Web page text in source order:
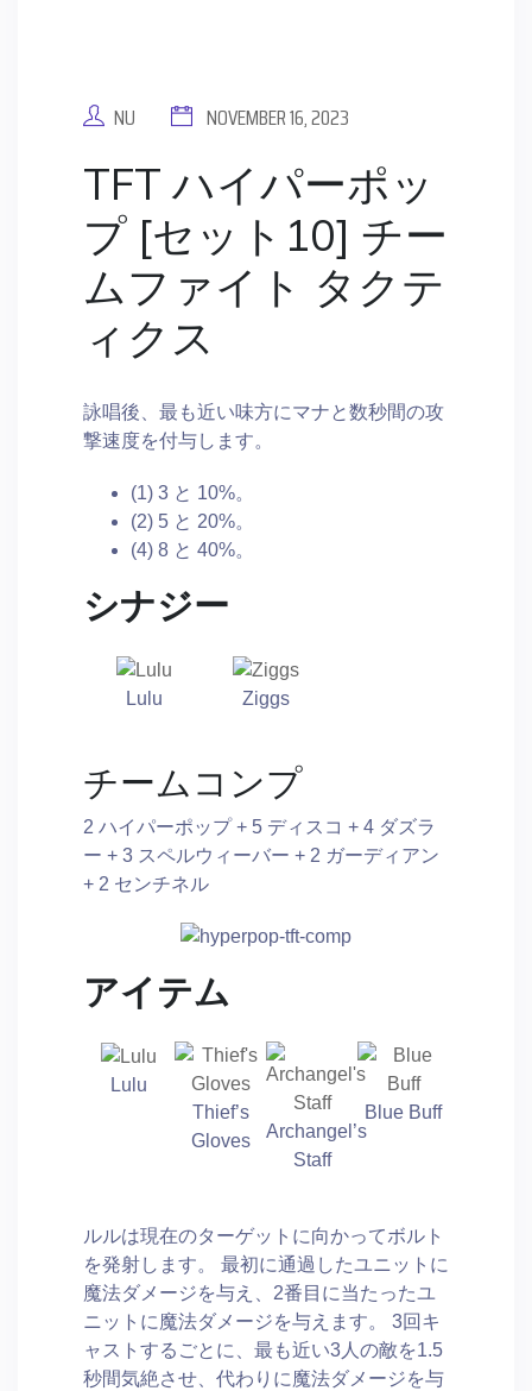
NU NOVEMBER 16, 2023
TFT ハイパーポッ
プ [セット10] チー
ムファイト タクテ
ィクス
詠唱後、最も近い味方にマナと数秒間の攻
撃速度を付与します。
(1) 3 と 10%。
(2) 5 と 20%。
(4) 8 と 40%。
シナジー
Lulu Ziggs
チームコンプ
2 ハイパーポップ + 5 ディスコ + 4 ダズラ
ー + 3 スペルウィーバー + 2 ガーディアン
+ 2 センチネル
アイテム
Lulu
Thief’s
Gloves
Archangel’s
Staff
Blue Buff
ルルは現在のターゲットに向かってボルト
を発射します。 最初に通過したユニットに
魔法ダメージを与え、2番目に当たったユ
ニットに魔法ダメージを与えます。 3回キ
ャストするごとに、最も近い3人の敵を1.5
秒間気絶させ、代わりに魔法ダメージを与